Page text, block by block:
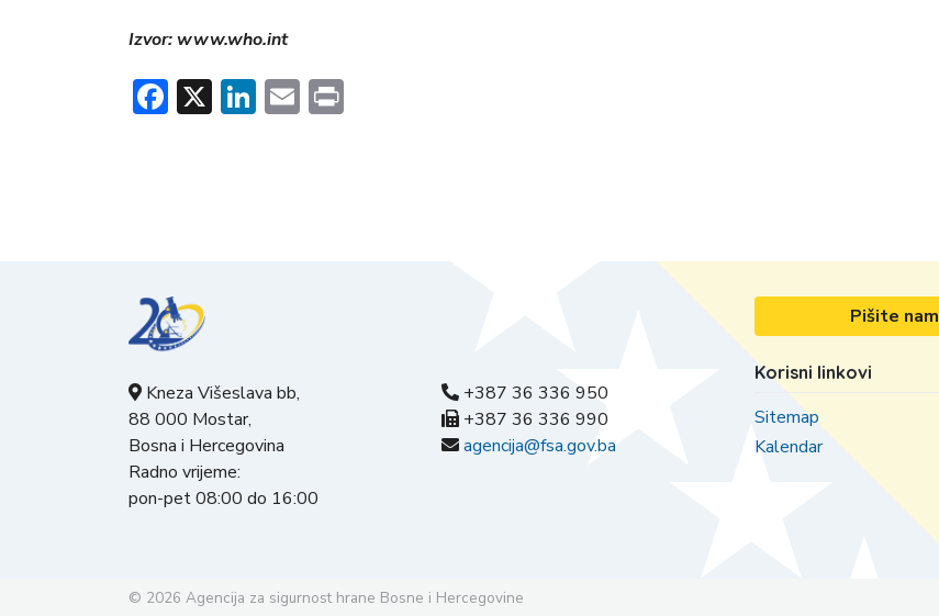
Izvor: www.who.int
Facebook
X LinkedIn
Email
Kneza Višeslava bb,
88 000 Mostar,
Bosna i Hercegovina
Radno vrijeme:
pon-pet 08:00 do 16:00
+387 36 336 950
+387 36 336 990
agencija@fsa.gov.ba
Pišite nam
Korisni linkovi
Sitemap
Kalendar
© 2026 Agencija za sigurnost hrane Bosne i Hercegovine